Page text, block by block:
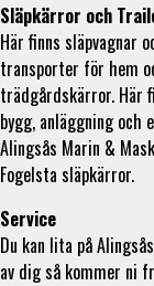
Släpkärror och
Här finns släpvagnar
transporter för hem
trädgårdskärror. Här
bygg, anläggning
Alingsås Marin &
Fogelsta släpkärror.
Service
Du kan lita på
av dig så kommer ni